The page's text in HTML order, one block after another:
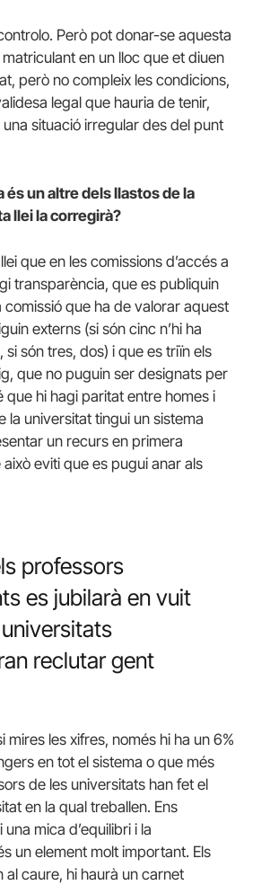
Però pot donar-se aquesta
matriculant en un lloc que et diuen
però no compleix les condicions,
legal que hauria de tenir,
situació irregular des del punt
és un altre dels llastos de la
llei la corregirà?
que en les comissions d’accés a
transparència, que es publiquin
comissió que ha de valorar aquest
externs (si són cinc n’hi ha
si són tres, dos) i que es triïn els
que no puguin ser designats per
que hi hagi paritat entre homes i
la universitat tingui un sistema
un recurs en primera
eviti que es pugui anar als
professors
es jubilarà en vuit
reclutar gent
mires les xifres, només hi ha un 6%
en tot el sistema o que més
de les universitats han fet el
en la qual treballen. Ens
mica d’equilibri i la
un element molt important. Els
al caure, hi haurà un carnet